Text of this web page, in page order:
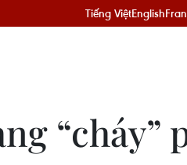
Tiếng ViệtEnglish
“cháy”